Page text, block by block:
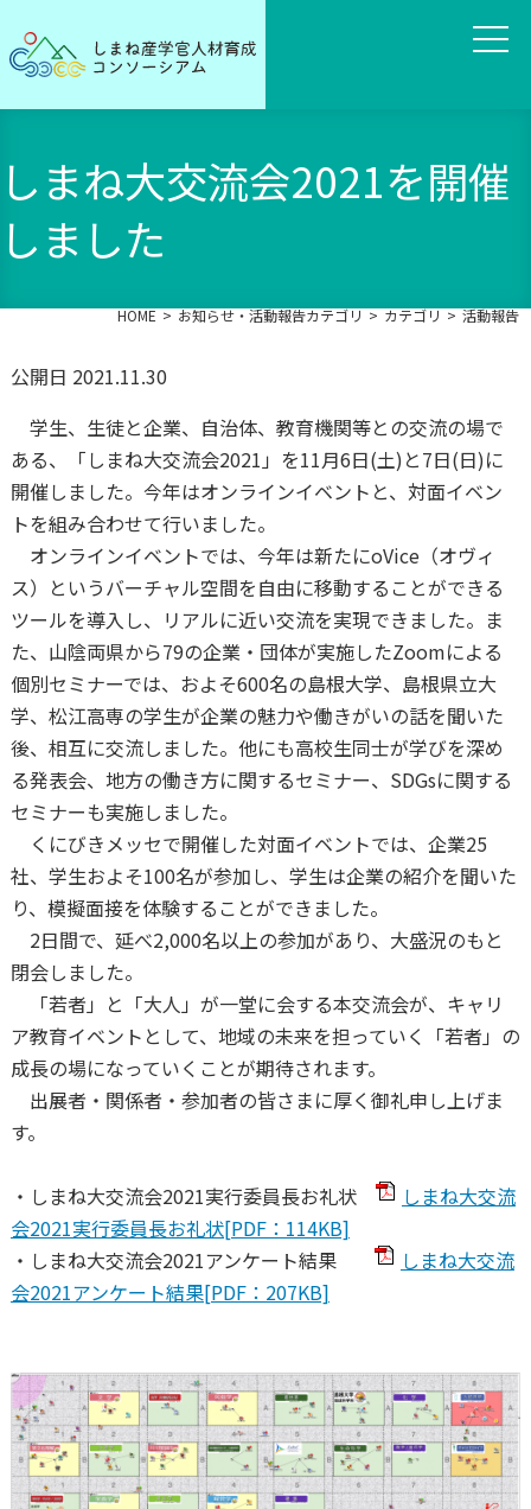
しまね大交流会2021を開催
しました
HOME お知らせ・活動報告カテゴリ カテゴリ 活動報告
公開日 2021.11.30
学生、生徒と企業、自治体、教育機関等との交流の場で
ある、「しまね大交流会2021」を11月6日(土)と7日(日)に
開催しました。今年はオンラインイベントと、対面イベン
トを組み合わせて行いました。
オンラインイベントでは、今年は新たにoVice（オヴィ
ス）というバーチャル空間を自由に移動することができる
ツールを導入し、リアルに近い交流を実現できました。ま
た、山陰両県から79の企業・団体が実施したZoomによる
個別セミナーでは、およそ600名の島根大学、島根県立大
学、松江高専の学生が企業の魅力や働きがいの話を聞いた
後、相互に交流しました。他にも高校生同士が学びを深め
る発表会、地方の働き方に関するセミナー、SDGsに関する
セミナーも実施しました。
くにびきメッセで開催した対面イベントでは、企業25
社、学生およそ100名が参加し、学生は企業の紹介を聞いた
り、模擬面接を体験することができました。
2日間で、延べ2,000名以上の参加があり、大盛況のもと
閉会しました。
「若者」と「大人」が一堂に会する本交流会が、キャリ
ア教育イベントとして、地域の未来を担っていく「若者」の
成長の場になっていくことが期待されます。
出展者・関係者・参加者の皆さまに厚く御礼申し上げま
す。
・しまね大交流会2021実行委員長お礼状
しまね大交流
会2021実行委員長お礼状[PDF：114KB]
・しまね大交流会2021アンケート結果
しまね大交流
会2021アンケート結果[PDF：207KB]